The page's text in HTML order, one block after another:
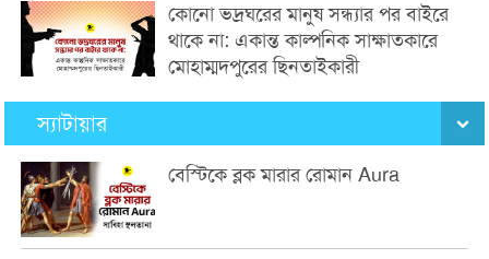
কোনো ভদ্রঘরের মানুষ সন্ধ্যার পর বাইরে
থাকে না: একান্ত কাল্পনিক সাক্ষাতকারে
মোহাম্মদপুরের ছিনতাইকারী
স্যাটায়ার
বেস্টিকে ব্লক মারার রোমান Aura